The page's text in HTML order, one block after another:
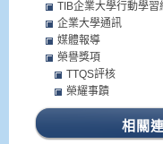
TIB企業大學行動學習
企業大學通訊
媒體報導
榮譽獎項
TTQS評核
榮耀事蹟
相關